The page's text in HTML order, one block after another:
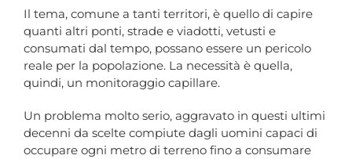
Il tema, comune a tanti territori, è quello di capire
quanti altri ponti, strade e viadotti, vetusti e
consumati dal tempo, possano essere un pericolo
reale per la popolazione. La necessità è quella,
quindi, un monitoraggio capillare.
Un problema molto serio, aggravato in questi ultimi
decenni da scelte compiute dagli uomini capaci di
occupare ogni metro di terreno fino a consumare